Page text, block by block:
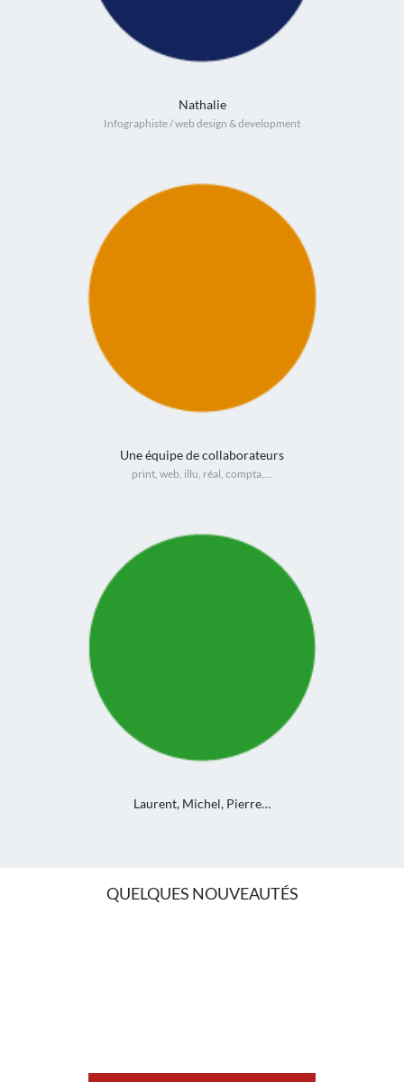
Nathalie
Infographiste / web design & development
Une équipe de collaborateurs
print, web, illu, réal, compta,…
Laurent, Michel, Pierre…
QUELQUES NOUVEAUTÉS